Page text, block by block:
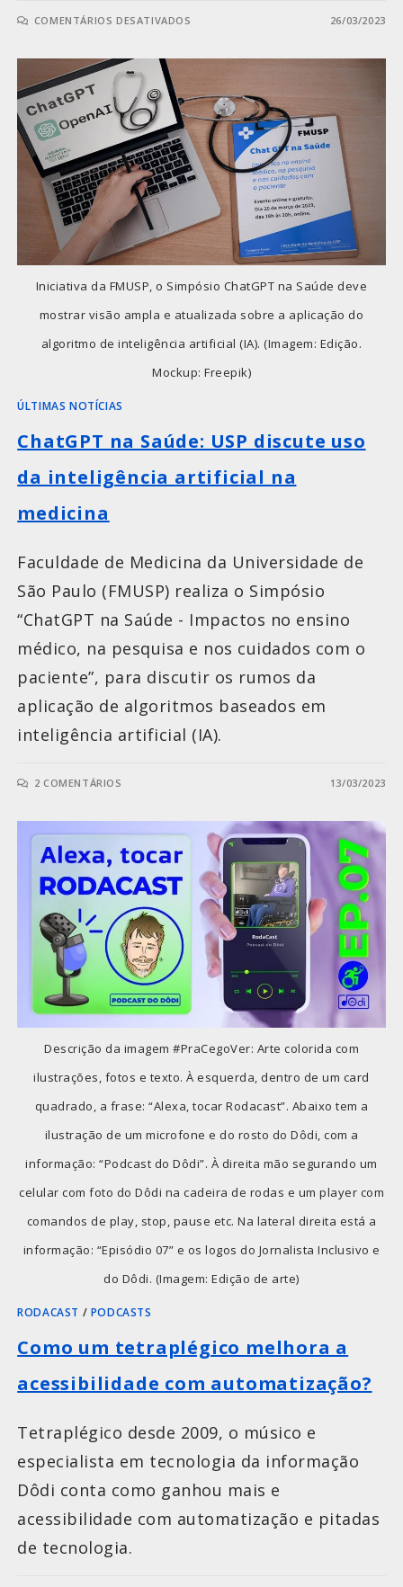
COMENTÁRIOS DESATIVADOS 26/03/2023
Iniciativa da FMUSP, o Simpósio ChatGPT na Saúde deve
mostrar visão ampla e atualizada sobre a aplicação do
algoritmo de inteligência artificial (IA). (Imagem: Edição.
Mockup: Freepik)
ÚLTIMAS NOTÍCIAS
ChatGPT na Saúde: USP discute uso
da inteligência artificial na
medicina
Faculdade de Medicina da Universidade de
São Paulo (FMUSP) realiza o Simpósio
“ChatGPT na Saúde - Impactos no ensino
médico, na pesquisa e nos cuidados com o
paciente”, para discutir os rumos da
aplicação de algoritmos baseados em
inteligência artificial (IA).
2 COMENTÁRIOS 13/03/2023
Descrição da imagem #PraCegoVer: Arte colorida com
ilustrações, fotos e texto. À esquerda, dentro de um card
quadrado, a frase: “Alexa, tocar Rodacast”. Abaixo tem a
ilustração de um microfone e do rosto do Dôdi, com a
informação: “Podcast do Dôdi”. À direita mão segurando um
celular com foto do Dôdi na cadeira de rodas e um player com
comandos de play, stop, pause etc. Na lateral direita está a
informação: “Episódio 07” e os logos do Jornalista Inclusivo e
do Dôdi. (Imagem: Edição de arte)
RODACAST / PODCASTS
Como um tetraplégico melhora a
acessibilidade com automatização?
Tetraplégico desde 2009, o músico e
especialista em tecnologia da informação
Dôdi conta como ganhou mais e
acessibilidade com automatização e pitadas
de tecnologia.